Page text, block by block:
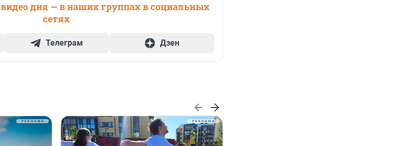
дня — в наших группах в социальных
сетях
Телеграм Дзен